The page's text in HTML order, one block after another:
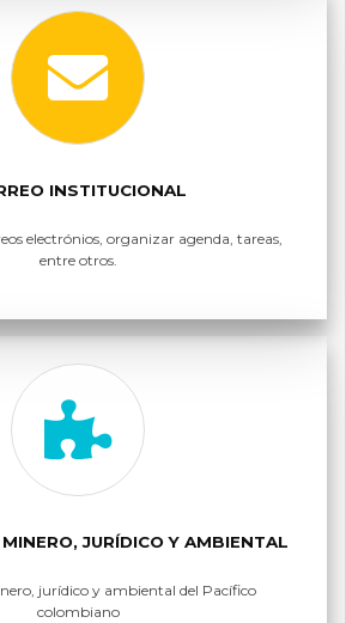
INSTITUCIONAL
electrónios, organizar agenda, tareas,
entre otros.
JURÍDICO Y AMBIENTAL
jurídico y ambiental del Pacífico
colombiano